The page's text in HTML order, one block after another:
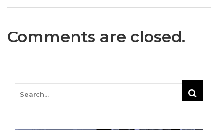
Comments are closed.